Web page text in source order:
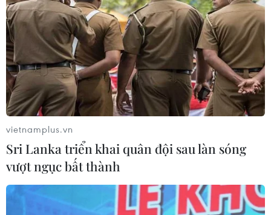
TIN CÙNG CHUYÊN MỤC
Vĩnh Long huy động nhiều nguồn tư
Bảo mẫu tại cơ sở mầm non thừa
nhận hành vi bạo hành hai trẻ
vietnamplus.vn
Sri Lanka triển khai quân đội sau làn sóng
vượt ngục bất thành